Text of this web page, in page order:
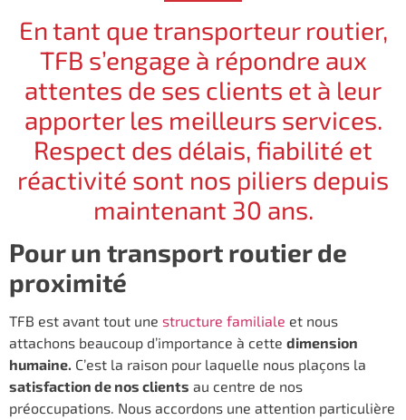
En tant que transporteur routier,
TFB s’engage à répondre aux
attentes de ses clients et à leur
apporter les meilleurs services.
Respect des délais, fiabilité et
réactivité sont nos piliers depuis
maintenant 30 ans.
Pour un transport routier de
proximité
TFB est avant tout une structure familiale et nous
attachons beaucoup d’importance à cette dimension
humaine. C’est la raison pour laquelle nous plaçons la
satisfaction de nos clients au centre de nos
préoccupations. Nous accordons une attention particulière